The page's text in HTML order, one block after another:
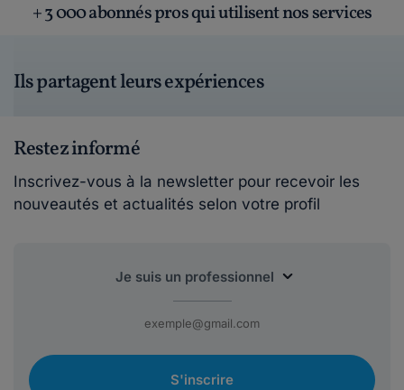
+ 3 000 abonnés pros qui utilisent nos services
Ils partagent leurs expériences
Restez informé
Inscrivez-vous à la newsletter pour recevoir les
nouveautés et actualités selon votre profil
S'inscrire